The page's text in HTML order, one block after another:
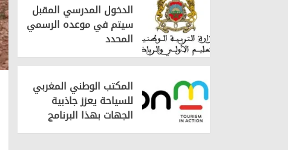
الدخول المدرسي المقبل
سیتم في موعده الرسمي
المحدد
المكتب الوطني المغربي
للسياحة يعزز جاذبية
الجهات بهذا البرنامج